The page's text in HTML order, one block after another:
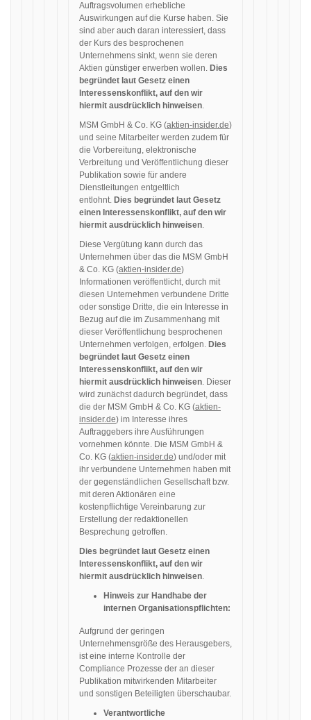
Auftragsvolumen erhebliche
Auswirkungen auf die Kurse haben. Sie
sind aber auch daran interessiert, dass
der Kurs des besprochenen
Unternehmens sinkt, wenn sie deren
Aktien günstiger erwerben wollen. Dies
begründet laut Gesetz einen
Interessenskonflikt, auf den wir
hiermit ausdrücklich hinweisen.
MSM GmbH & Co. KG (aktien-insider.de)
und seine Mitarbeiter werden zudem für
die Vorbereitung, elektronische
Verbreitung und Veröffentlichung dieser
Publikation sowie für andere
Dienstleitungen entgeltlich
entlohnt. Dies begründet laut Gesetz
einen Interessenskonflikt, auf den wir
hiermit ausdrücklich hinweisen.
Diese Vergütung kann durch das
Unternehmen über das die MSM GmbH
& Co. KG (aktien-insider.de)
Informationen veröffentlicht, durch mit
diesen Unternehmen verbundene Dritte
oder sonstige Dritte, die ein Interesse in
Bezug auf die im Zusammenhang mit
dieser Veröffentlichung besprochenen
Unternehmen verfolgen, erfolgen. Dies
begründet laut Gesetz einen
Interessenskonflikt, auf den wir
hiermit ausdrücklich hinweisen. Dieser
wird zunächst dadurch begründet, dass
die der MSM GmbH & Co. KG (aktien-
insider.de) im Interesse ihres
Auftraggebers ihre Ausführungen
vornehmen könnte. Die MSM GmbH &
Co. KG (aktien-insider.de) und/oder mit
ihr verbundene Unternehmen haben mit
der gegenständlichen Gesellschaft bzw.
mit deren Aktionären eine
kostenpflichtige Vereinbarung zur
Erstellung der redaktionellen
Besprechung getroffen.
Dies begründet laut Gesetz einen
Interessenskonflikt, auf den wir
hiermit ausdrücklich hinweisen.
Hinweis zur Handhabe der
internen Organisationspflichten:
Aufgrund der geringen
Unternehmensgröße des Herausgebers,
ist eine interne Kontrolle der
Compliance Prozesse der an dieser
Publikation mitwirkenden Mitarbeiter
und sonstigen Beteiligten überschaubar.
Verantwortliche